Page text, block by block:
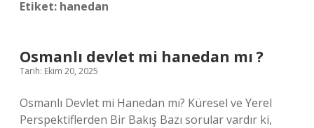
Etiket: hanedan
Osmanlı devlet mi hanedan mı ?
Tarih: Ekim 20, 2025
Osmanlı Devlet mi Hanedan mı? Küresel ve Yerel
Perspektiflerden Bir Bakış Bazı sorular vardır ki,